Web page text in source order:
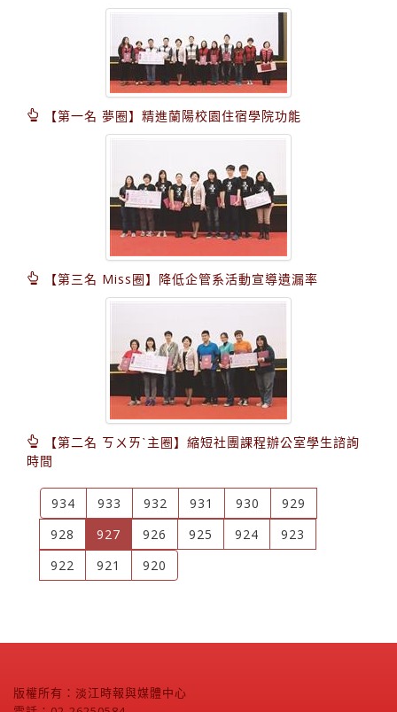
【第一名 夢圈】精進蘭陽校園住宿學院功能
【第三名 Miss圈】降低企管系活動宣導遺漏率
【第二名 ㄎㄨㄞˋ主圈】縮短社團課程辦公室學生諮詢
時間
934 933 932 931 930
929
928
927 (current)
926 925 924
923
922
921 920
版權所有：淡江時報與媒體中心